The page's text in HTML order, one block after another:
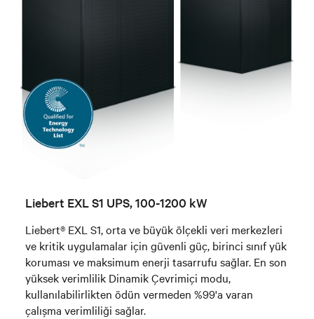
Liebert EXL S1 UPS, 100-1200 kW
Liebert® EXL S1, orta ve büyük ölçekli veri merkezleri
ve kritik uygulamalar için güvenli güç, birinci sınıf yük
koruması ve maksimum enerji tasarrufu sağlar. En son
yüksek verimlilik Dinamik Çevrimiçi modu,
kullanılabilirlikten ödün vermeden %99'a varan
çalışma verimliliği sağlar.